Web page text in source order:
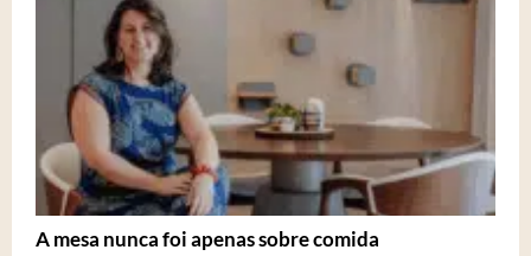
A mesa nunca foi apenas sobre comida